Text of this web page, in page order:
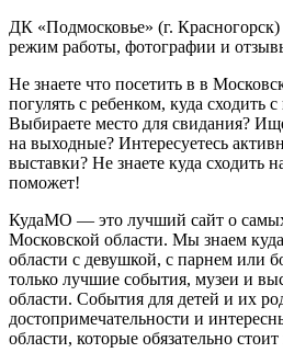
ДК «Подмосковье» (г.
режим работы, фотографии и
Не знаете что посетить в в
погулять с ребенком, куда сходить
Выбираете место для свидания?
на выходные? Интересуетесь
выставки? Не знаете куда сходить
поможет!
КудаМО — это лучший сайт о
Московской области. Мы знаем
области с девушкой, с парнем или
только лучшие события, музеи и
области. События для детей и их
достопримечательности и
области, которые обязательно стоит